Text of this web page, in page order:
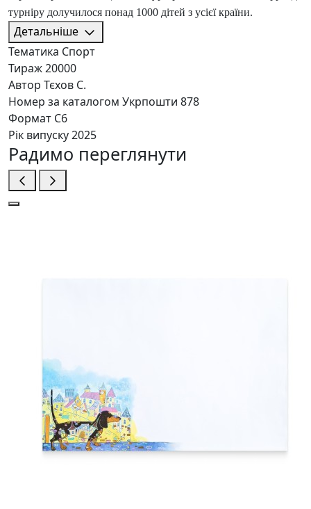
турніру долучилося понад 1000 дітей з усієї країни.
Детальніше
Тематика Спорт
Тираж20000
Автор Тєхов С.
Номер за каталогом Укрпошти 878
Формат C6
Рік випуску2025
Радимо переглянути